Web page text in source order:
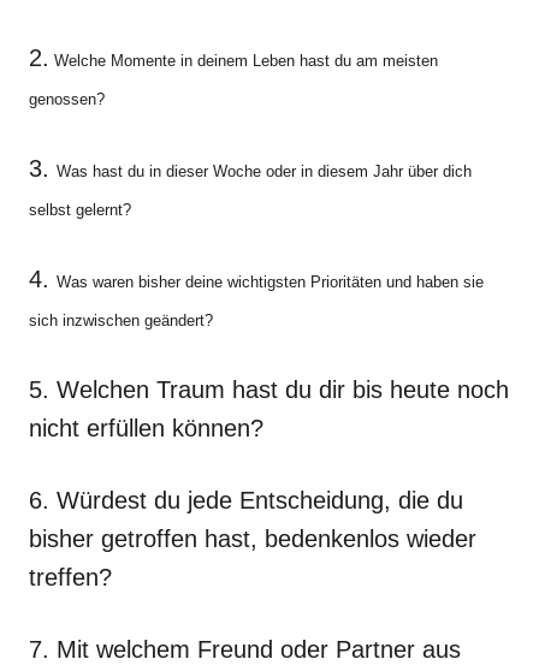
2. Welche Momente in deinem Leben hast du am meisten
genossen?
3. Was hast du in dieser Woche oder in diesem Jahr über dich
selbst gelernt?
4. Was waren bisher deine wichtigsten Prioritäten und haben sie
sich inzwischen geändert?
5. Welchen Traum hast du dir bis heute noch
nicht erfüllen können?
6. Würdest du jede Entscheidung, die du
bisher getroffen hast, bedenkenlos wieder
treffen?
7. Mit welchem Freund oder Partner aus